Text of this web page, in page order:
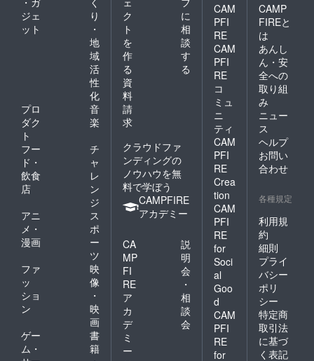
い。
ジェ
ット
り
・
地
域
活
性
化
プロ
ダク
ト
音
楽
フー
ド・
飲食
店
チ
ャ
レ
ン
ジ
アニ
メ・
漫画
ス
ポ
ー
ツ
ファ
ッ
ショ
ン
映
像
・
映
画
ゲー
ム・
書
籍
ク
ト
を
作
る
に
相
談
す
る
資
料
請
求
クラウドファ
ンディングの
ノウハウを無
料で学ぼう
CAMPFIRE
アカデミー
CA
MP
FI
RE
ア
カ
デ
ミ
ー
説
明
会
・
相
談
会
CAM
PFI
RE
CAM
PFI
RE
コ
ミュ
ニ
ティ
CAM
PFI
RE
Crea
tion
CAM
PFI
RE
for
Soci
al
Goo
d
CAM
PFI
RE
for
CAMP
FIREと
は
あんし
ん・安
全への
取り組
み
ニュー
ス
ヘルプ
お問い
合わせ
各種規定
利用規
約
細則
プライ
バシー
ポリ
シー
特定商
取引法
に基づ
く表記